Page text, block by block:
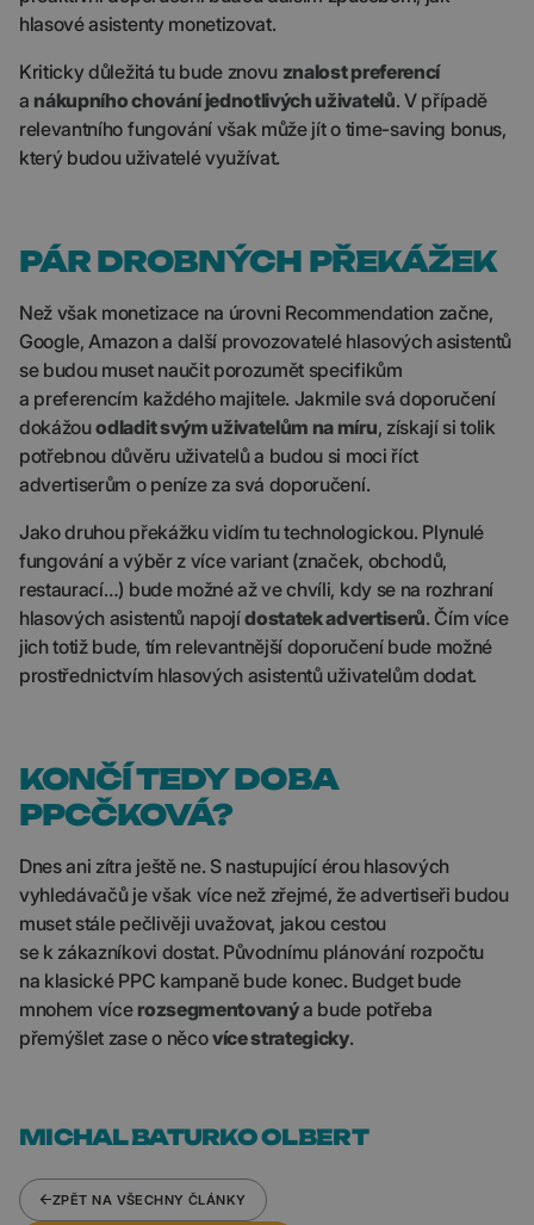
hlasové asistenty monetizovat.
Kriticky důležitá tu bude znovu znalost preferencí
a nákupního chování jednotlivých uživatelů. V případě
relevantního fungování však může jít o time-saving bonus,
který budou uživatelé využívat.
PÁR DROBNÝCH PŘEKÁŽEK
Než však monetizace na úrovni Recommendation začne,
Google, Amazon a další provozovatelé hlasových asistentů
se budou muset naučit porozumět specifikům
a preferencím každého majitele. Jakmile svá doporučení
dokážouodladit svým uživatelům na míru, získají si tolik
potřebnou důvěru uživatelů a budou si moci říct
advertiserům o peníze za svá doporučení.
Jako druhou překážku vidím tu technologickou. Plynulé
fungování a výběr z více variant (značek, obchodů,
restaurací…) bude možné až ve chvíli, kdy se na rozhraní
hlasových asistentů napojídostatek advertiserů. Čím více
jich totiž bude, tím relevantnější doporučení bude možné
prostřednictvím hlasových asistentů uživatelům dodat.
KONČÍ TEDY DOBA
PPCČKOVÁ?
Dnes ani zítra ještě ne. S nastupující érou hlasových
vyhledávačů je však více než zřejmé, že advertiseři budou
muset stále pečlivěji uvažovat, jakou cestou
se k zákazníkovi dostat. Původnímu plánování rozpočtu
na klasické PPC kampaně bude konec. Budget bude
mnohem více rozsegmentovanýa bude potřeba
přemýšlet zase o něcovíce strategicky.
MICHAL BATURKO OLBERT
ZPĚT NA VŠECHNY ČLÁNKY